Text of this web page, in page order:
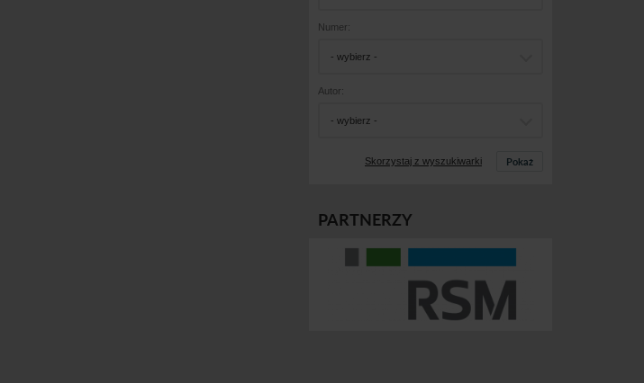
Numer:
- wybierz -
Autor:
- wybierz -
Skorzystaj z wyszukiwarki Pokaż
PARTNERZY